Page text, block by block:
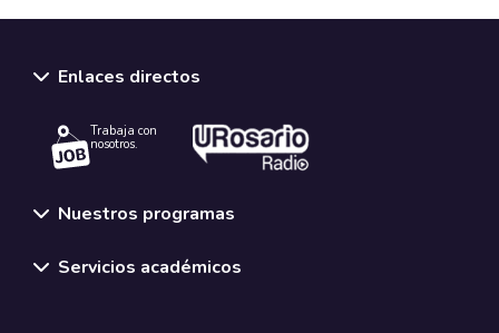
Enlaces directos
Trabaja con
nosotros.
Nuestros programas
Servicios académicos